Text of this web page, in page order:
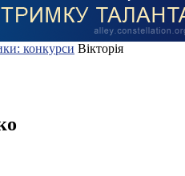
конкурси Вікторія